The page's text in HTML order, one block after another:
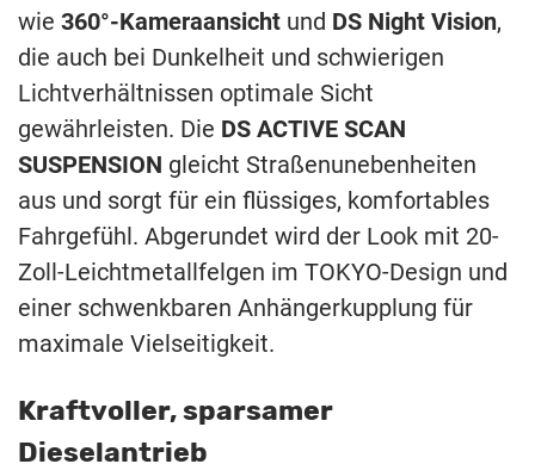
wie 360°-Kameraansicht und DS Night Vision,
die auch bei Dunkelheit und schwierigen
Lichtverhältnissen optimale Sicht
gewährleisten. Die DS ACTIVE SCAN
SUSPENSION gleicht Straßenunebenheiten
aus und sorgt für ein flüssiges, komfortables
Fahrgefühl. Abgerundet wird der Look mit 20-
Zoll-Leichtmetallfelgen im TOKYO-Design und
einer schwenkbaren Anhängerkupplung für
maximale Vielseitigkeit.
Kraftvoller, sparsamer
Dieselantrieb